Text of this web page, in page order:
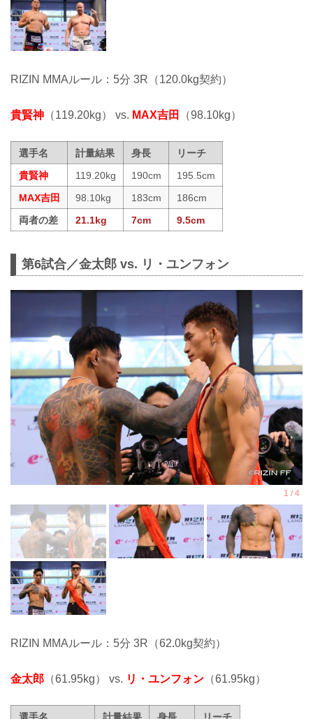
RIZIN MMAルール：5分 3R（120.0kg契約）
貴賢神 （119.20kg） vs. MAX吉田 （98.10kg）
選手名 計量結果 身長
リーチ
貴賢神
119.20kg 190cm
195.5cm
MAX吉田
98.10kg 183cm
186cm
両者の差
21.1kg 7cm 9.5cm
第6試合／金太郎 vs. リ・ユンフォン
RIZIN MMAルール：5分 3R（62.0kg契約）
金太郎 （61.95kg） vs. リ・ユンフォン （61.95kg）